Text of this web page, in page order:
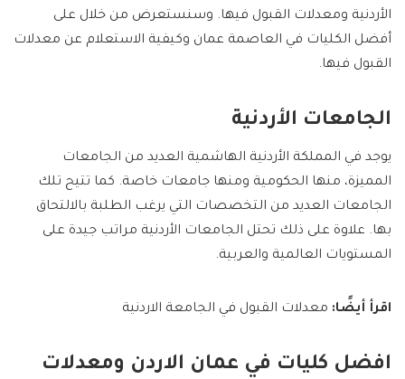
الأردنية ومعدلات القبول فيها. وسنستعرض من خلال على
أفضل الكليات في العاصمة عمان وكيفية الاستعلام عن معدلات
القبول فيها.
الجامعات الأردنية
يوجد في المملكة الأردنية الهاشمية العديد من الجامعات
المميزة، منها الحكومية ومنها جامعات خاصة. كما تتيح تلك
الجامعات العديد من التخصصات التي يرغب الطلبة بالالتحاق
بها. علاوة على ذلك تحتل الجامعات الأردنية مراتب جيدة على
المستويات العالمية والعربية.
اقرأ أيضًا: معدلات القبول في الجامعة الاردنية
افضل كليات في عمان الاردن ومعدلات